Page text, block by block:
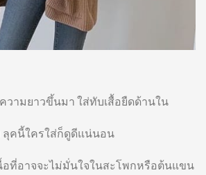
วามยาวขึ้นมา ใส่ทับเสื้อยืดด้านใน
ลุคนี้ใครใส่ก็ดูดีแน่นอน
อที่อาจจะไม่มั่นใจในสะโพกหรือต้นแขน